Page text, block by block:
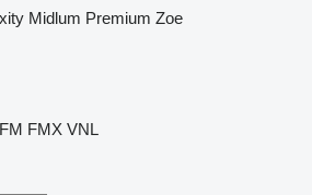
Midlum Premium Zoe
FM FMX VNL